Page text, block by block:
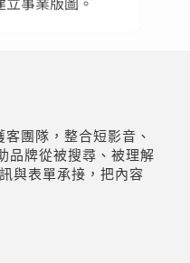
團隊，整合短影音、
品牌從被搜尋、被理解
與表單承接，把內容